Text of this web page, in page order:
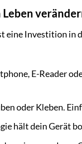
eine Investition
E-Reader
oder Kleben.
hält dein Gerät